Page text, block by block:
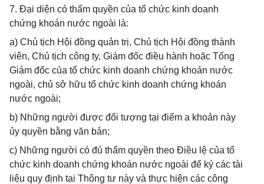
7. Đại diện có thẩm quyền của tổ chức kinh doanh
chứng khoán nước ngoài là:
a) Chủ tịch Hội đồng quản trị, Chủ tịch Hội đồng thành
viên, Chủ tịch công ty, Giám đốc điều hành hoặc Tổng
Giám đốc của tổ chức kinh doanh chứng khoán nước
ngoài, chủ sở hữu tổ chức kinh doanh chứng khoán
nước ngoài;
b) Những người được đối tượng tại điểm a khoản này
ủy quyền bằng văn bản;
c) Những người có đủ thẩm quyền theo Điều lệ của tổ
chức kinh doanh chứng khoán nước ngoài để ký các tài
liệu quy định tại Thông tư này và thực hiện các công